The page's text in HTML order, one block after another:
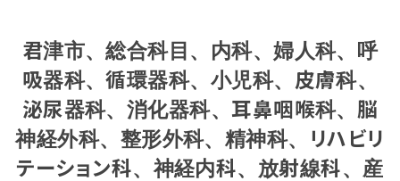
君津市、総合科目、内科、婦人科、呼
吸器科、循環器科、小児科、皮膚科、
泌尿器科、消化器科、耳鼻咽喉科、脳
神経外科、整形外科、精神科、リハビリ
テーション科、神経内科、放射線科、産